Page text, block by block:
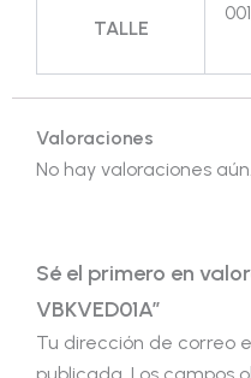
TALLE
Valoraciones
No hay valoraciones aún.
Sé el primero en
VBKVED01A”
Tu dirección de correo